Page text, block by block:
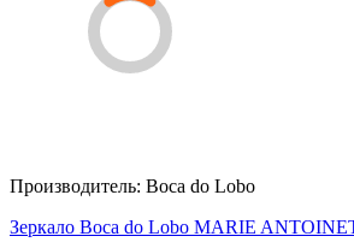
Производитель: Boca do Lobo
Зеркало Boca do Lobo MARIE